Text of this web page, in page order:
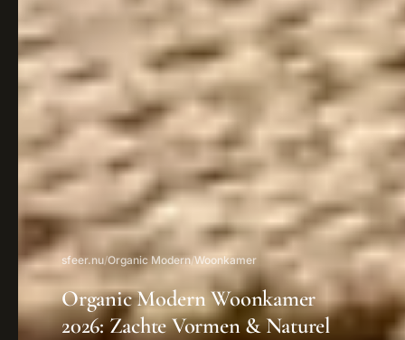
sfeer.nu/Organic Modern/Woonkamer
Organic Modern Woonkamer
2026: Zachte Vormen & Naturel